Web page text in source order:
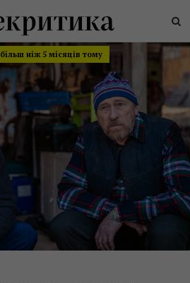
більш ніж 5 місяців тому